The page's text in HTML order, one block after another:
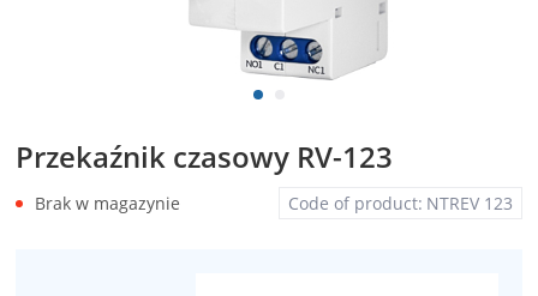
Przekaźnik czasowy RV-123
Code of product: NTREV 123
Brak w magazynie